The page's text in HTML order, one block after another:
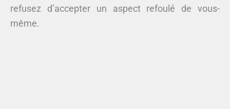
refusez d’accepter un aspect refoulé de vous-
même.